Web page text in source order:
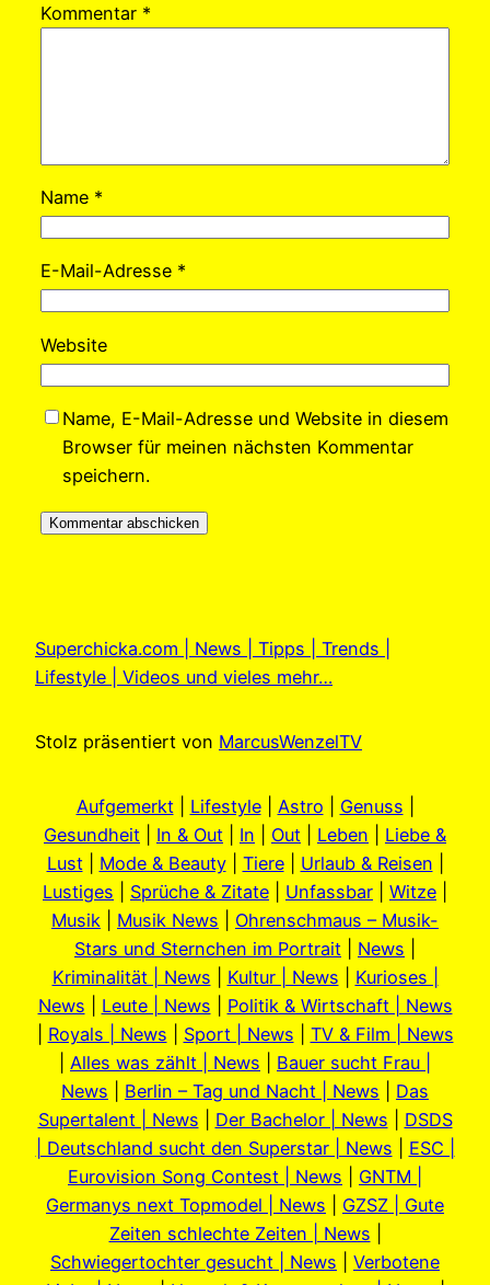
Kommentar *
Name *
E-Mail-Adresse *
Website
Name, E-Mail-Adresse und Website in diesem
Browser für meinen nächsten Kommentar
speichern.
Superchicka.com | News | Tipps | Trends |
Lifestyle | Videos und vieles mehr…
Stolz präsentiert von MarcusWenzelTV
Aufgemerkt| Lifestyle| Astro Genuss
Gesundheit
In & Out In Out Leben
Liebe &
Lust| Mode & Beauty| Tiere| Urlaub & Reisen
Lustiges
Sprüche & Zitate Unfassbar Witze
Musik
Musik News
Ohrenschmaus – Musik-
Stars und Sternchen im Portrait
News
Kriminalität | News
Kultur | News
Kurioses |
News
Leute | News
Politik & Wirtschaft | News
Royals | News Sport | News
TV & Film | News
Alles was zählt | News
Bauer sucht Frau |
News
Berlin – Tag und Nacht | News
Das
Supertalent | News
Der Bachelor | News
DSDS
| Deutschland sucht den Superstar | News
ESC |
Eurovision Song Contest | News
GNTM |
Germanys next Topmodel | News
GZSZ | Gute
Zeiten schlechte Zeiten | News
Schwiegertochter gesucht | News
Verbotene